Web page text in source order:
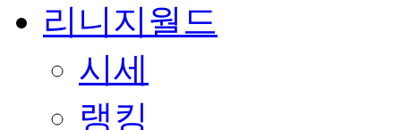
리니지월드
시세
랭킹